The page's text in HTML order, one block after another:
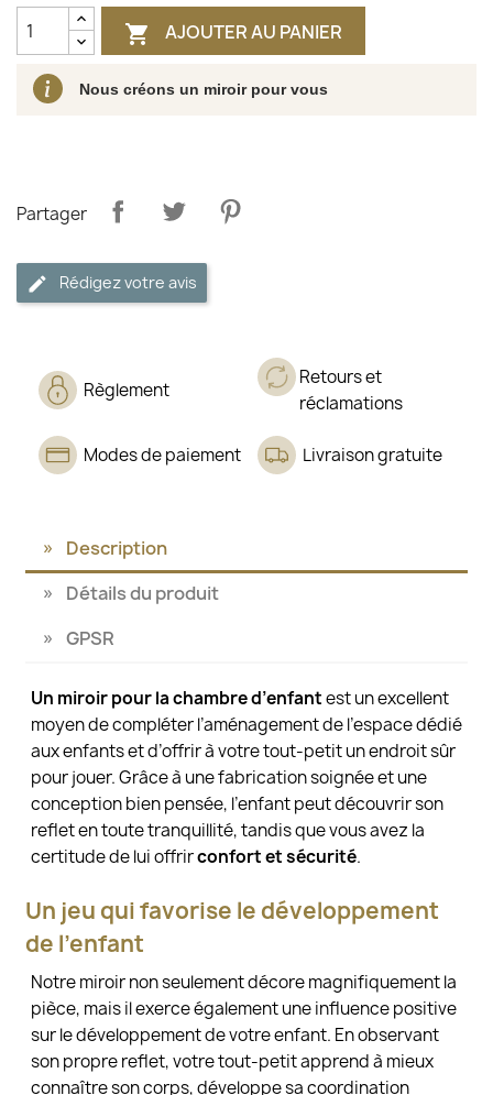
 AJOUTER AU PANIER
Nous créons un miroir pour vous
Partager
Rédigez votre avis
Règlement
Retours et
réclamations
Modes de paiement Livraison gratuite
Description
Détails du produit
GPSR
Un miroir pour la chambre d’enfantest un excellent
moyen de compléter l’aménagement de l’espace dédié
aux enfants et d’offrir à votre tout-petit un endroit sûr
pour jouer. Grâce à une fabrication soignée et une
conception bien pensée, l’enfant peut découvrir son
reflet en toute tranquillité, tandis que vous avez la
certitude de lui offrirconfort et sécurité.
Un jeu qui favorise le développement
de l’enfant
Notre miroir non seulement décore magnifiquement la
pièce, mais il exerce également une influence positive
sur le développement de votre enfant. En observant
son propre reflet, votre tout-petit apprend à mieux
connaître son corps, développe sa coordination